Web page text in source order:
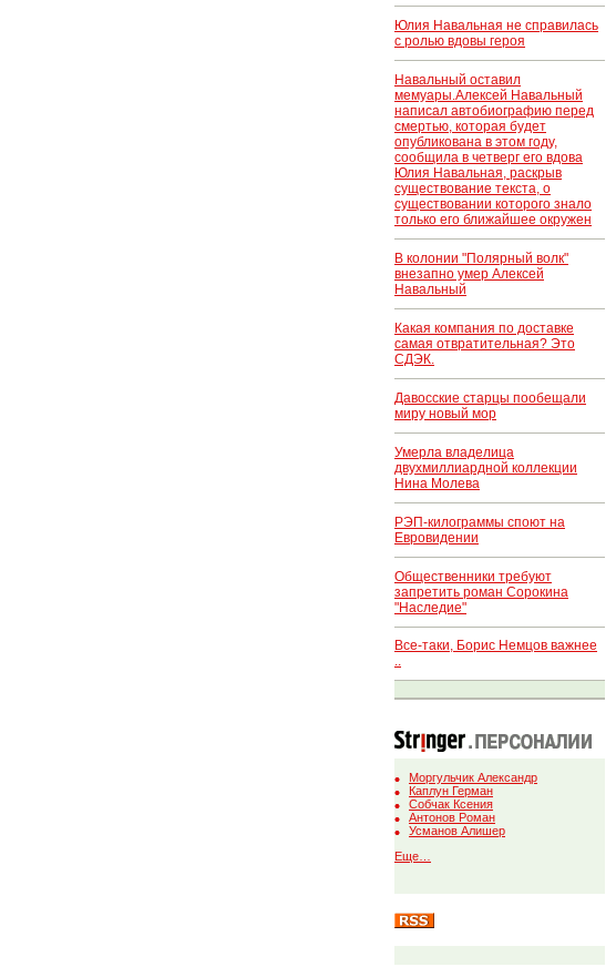
Юлия Навальная не справилась
с ролью вдовы героя
Навальный оставил
мемуары.Алексей Навальный
написал автобиографию перед
смертью, которая будет
опубликована в этом году,
сообщила в четверг его вдова
Юлия Навальная, раскрыв
существование текста, о
существовании которого знало
только его ближайшее окружен
В колонии "Полярный волк"
внезапно умер Алексей
Навальный
Какая компания по доставке
самая отвратительная? Это
СДЭК.
Давосские старцы пообещали
миру новый мор
Умерла владелица
двухмиллиардной коллекции
Нина Молева
РЭП-килограммы споют на
Евровидении
Общественники требуют
запретить роман Сорокина
"Наследие"
Все-таки, Борис Немцов важнее
..
Моргульчик Александр
Каплун Герман
Собчак Ксения
Антонов Роман
Усманов Алишер
Еще…